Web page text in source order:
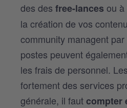
des des free-lances ou
la création de vos
community managent
postes peuvent
les frais de personnel.
fortement des services
générale, il fautcompter